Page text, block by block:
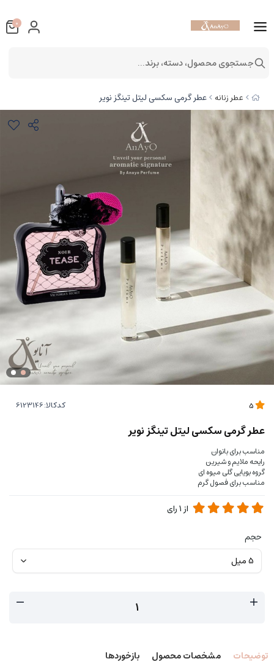
عطر زنانه عطر گرمی سکسی لیتل تینگز نویر
کدکالا:
عطر گرمی سکسی لیتل تینگز نویر
مناسب برای بانوان
رایحه ملایم و شیرین
گروه بویایی گلی میوه ای
مناسب برای فصول گرم
از 1رای
حجم
توضیحات مشخصات محصول بازخوردها
0
جستجوی محصول، دسته، برند...